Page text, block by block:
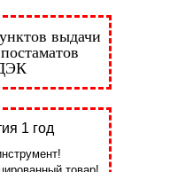
выдачи
1 год